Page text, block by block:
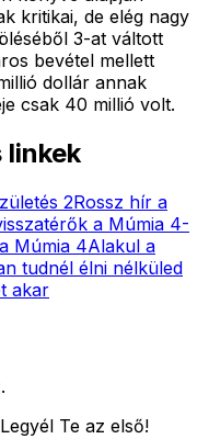
kritikai, de elég nagy
3-at váltott
bevétel mellett
dollár annak
csak 40 millió volt.
linkek
2Rossz hír a
a Múmia 4-
Múmia 4Alakul a
tudnél élni nélküled
akar
Te az első!